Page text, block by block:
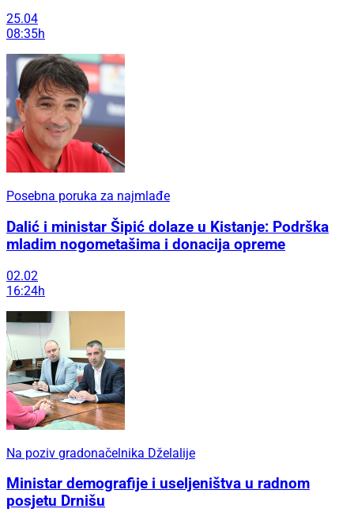
25.04
08:35h
Posebna poruka za najmlađe
Dalić i ministar Šipić dolaze u Kistanje: Podrška
mladim nogometašima i donacija opreme
02.02
16:24h
Na poziv gradonačelnika Dželalije
Ministar demografije i useljeništva u radnom
posjetu Drnišu